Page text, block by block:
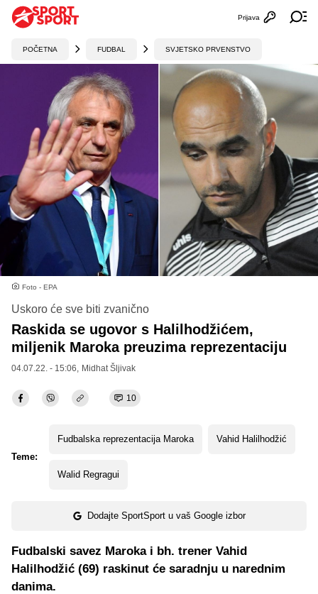
Otvori
Prijava
POČETNA FUDBAL SVJETSKO PRVENSTVO
Foto - EPA
Uskoro će sve biti zvanično
Raskida se ugovor s Halilhodžićem,
miljenik Maroka preuzima reprezentaciju
04.07.22. - 15:06, Midhat Šljivak
10
Teme:
Fudbalska reprezentacija Maroka Vahid Halilhodžić
Walid Regragui
Dodajte SportSport u vaš Google izbor
Fudbalski savez Maroka i bh. trener Vahid
Halilhodžić (69) raskinut će saradnju u narednim
danima.